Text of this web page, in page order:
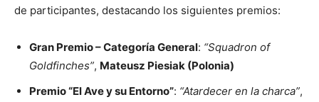
de participantes, destacando los siguientes premios:
Gran Premio – Categoría General: “Squadron of
Goldfinches”, Mateusz Piesiak (Polonia)
Premio “El Ave y su Entorno”: “Atardecer en la charca”,